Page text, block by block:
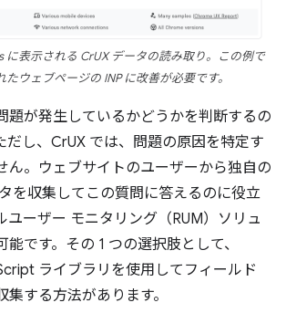
に表示される CrUX データの読み取り。この例で
たウェブページの INP に改善が必要です。
題が発生しているかどうかを判断するの
だし、CrUX では、問題の原因を特定す
。 ウェブサイトのユーザーから独自の
を収集してこの質問に答えるのに役立
ユーザー モニタリング（RUM）ソリュ
です。その 1 つの選択肢として、
ライブラリを使用してフィールド
する方法があります。